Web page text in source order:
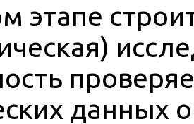
этапе
данных